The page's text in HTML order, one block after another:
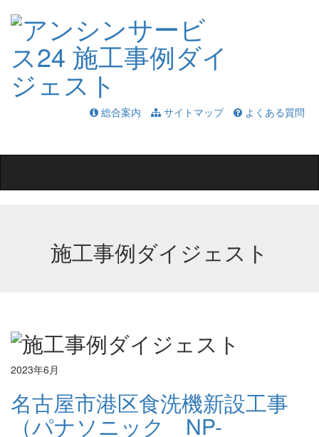
総合案内 サイトマップ
よくある質問
施工事例ダイジェスト
2023年6月
名古屋市港区食洗機新設工事
（パナソニック NP-